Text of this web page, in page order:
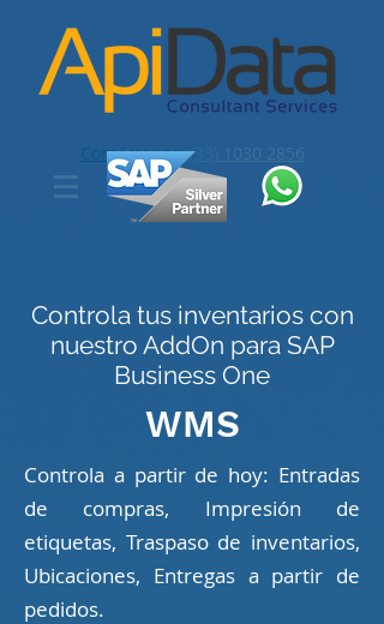
Contáctanos: (33)
Controla tus inventarios con
nuestro AddOn para SAP
Business One
WMS
Controla a partir de hoy: Entradas
de compras, Impresión de
etiquetas, Traspaso de inventarios,
Ubicaciones, Entregas a partir de
pedidos.